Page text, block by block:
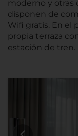
moderno y otras
disponen de
Wifi gratis. En el
propia terraza
estación de tren.